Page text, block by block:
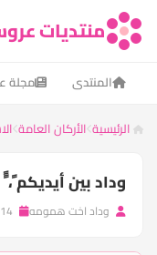
منتديات
المنتدى مجلة
الرئيسية الأركان العامة
وداد بين
وداد اخت همومه